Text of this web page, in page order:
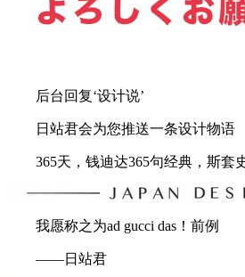
后台回复‘设计说’
日站君会为您推送一条设计物语
365天，钱迪达365句经典，斯套
我愿称之为ad gucci das！前例
——日站君